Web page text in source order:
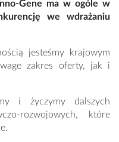
Gene ma w ogóle w
we wdrażaniu
jesteśmy krajowym
zakres oferty, jak i
i życzymy dalszych
rozwojowych, które